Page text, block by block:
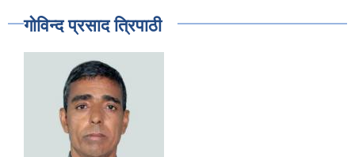
गोविन्द प्रसाद त्रिपाठी